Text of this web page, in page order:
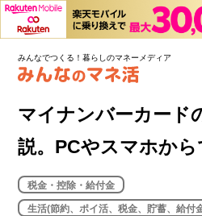
みんなでつくる！暮らしのマネーメディア
マイナンバーカード
説。PCやスマホから
税金・控除・給付金
生活(節約、ポイ活、税金、貯蓄、給付金